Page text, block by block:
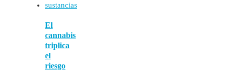
El
cannabis
triplica
el
riesgo